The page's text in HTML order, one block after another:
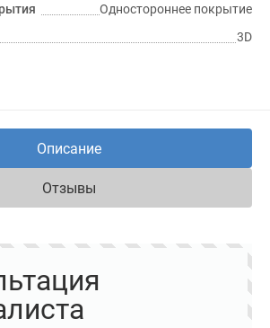
Одностороннее покрытие
3D
Описание
Отзывы